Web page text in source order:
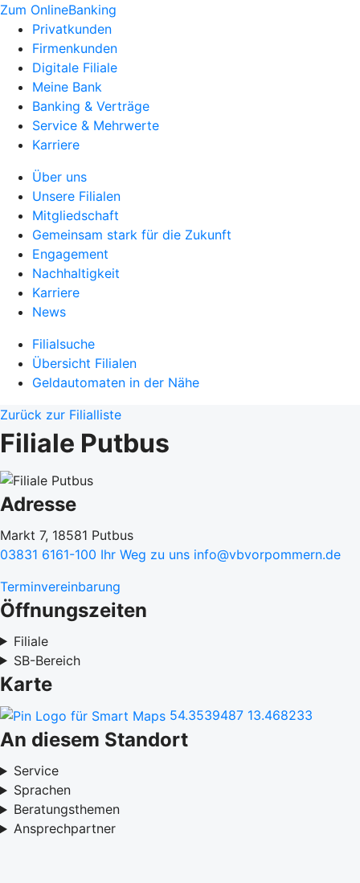
Zum OnlineBanking
Privatkunden
Firmenkunden
Digitale Filiale
Meine Bank
Banking & Verträge
Service & Mehrwerte
Karriere
Über uns
Unsere Filialen
Mitgliedschaft
Gemeinsam stark für die Zukunft
Engagement
Nachhaltigkeit
Karriere
News
Filialsuche
Übersicht Filialen
Geldautomaten in der Nähe
Zurück zur Filialliste
Filiale Putbus
Adresse
Markt 7, 18581 Putbus
03831 6161-100 Ihr Weg zu uns info@vbvorpommern.de
Terminvereinbarung
Öffnungszeiten
Filiale
SB-Bereich
Karte
54.3539487 13.468233
An diesem Standort
Service
Sprachen
Beratungsthemen
Ansprechpartner